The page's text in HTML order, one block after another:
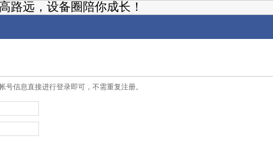
路远，设备圈陪你成长！
信息直接进行登录即可，不需重复注册。